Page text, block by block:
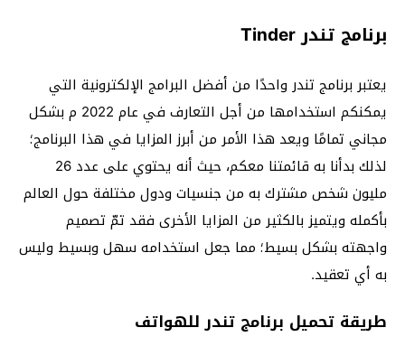
برنامج تندر Tinder
يعتبر برنامج تندر واحدًا من أفضل البرامج الإلكترونية التي
يمكنكم استخدامها من أجل التعارف في عام 2022 م بشكل
مجاني تمامًا ويعد هذا الأمر من أبرز المزايا في هذا البرنامج؛
لذلك بدأنا به قائمتنا معكم، حيث أنه يحتوي على عدد 26
مليون شخص مشترك به من جنسيات ودول مختلفة حول العالم
بأكمله ويتميز بالكثير من المزايا الأخرى فقد تمّ تصميم
واجهته بشكل بسيط؛ مما جعل استخدامه سهل وبسيط وليس
به أي تعقيد.
طريقة تحميل برنامج تندر للهواتف